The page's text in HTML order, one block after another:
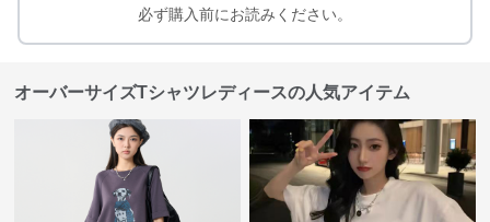
必ず購入前にお読みください。
オーバーサイズTシャツレディースの人気アイテム